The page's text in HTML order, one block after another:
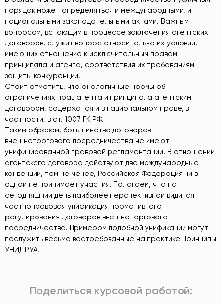
порядок может определяться и международными, и
национальными законодательными актами. Важным
вопросом, встающим в процессе заключения агентских
договоров, служит вопрос относительно их условий,
имеющих отношение к исключительным правам
принципала и агента, соответствия их требованиям
защиты конкуренции.
Стоит отметить, что аналогичные нормы об
ограничениях прав агента и принципала агентским
договором, содержатся и в национальном праве, в
частности, в ст. 1007 ГК РФ.
Таким образом, большинство договоров
внешнеторгового посредничества не имеют
унифицированной правовой регламентации. В отношении
агентского договора действуют две международные
конвенции, тем не менее, Российская Федерация ни в
одной не принимает участия. Полагаем, что на
сегодняшний день наиболее перспективной видится
частноправовая унификация нормативного
регулирования договоров внешнеторгового
посредничества. Примером подобной унификации могут
послужить весьма востребованные на практике Принципы
УНИДРУА.
Поделиться курсовой работой: